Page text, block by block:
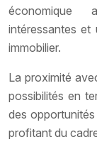
économique
intéressantes et
immobilier.
La proximité
possibilités en
des
profitant du